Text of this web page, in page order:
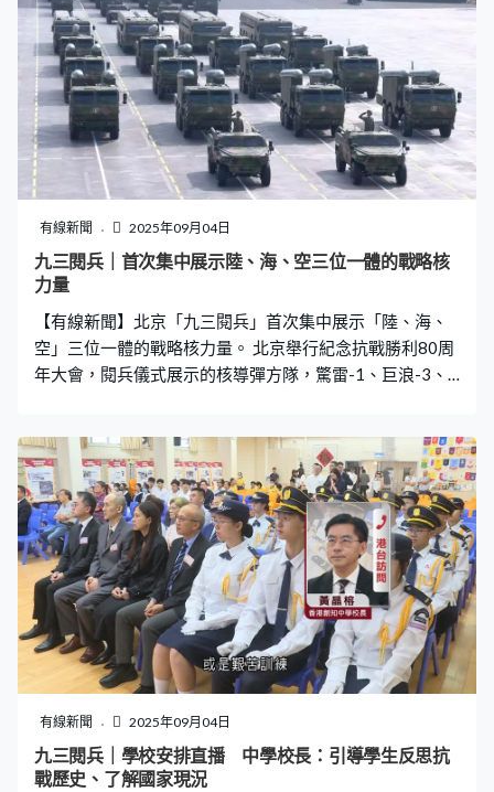
又說國家的和平安定和繁榮發展來之不易，要以史為鑑，
齊心維護國安家安全。
有線新聞 2025年09月04日
九三閱兵｜首次集中展示陸、海、空三位一體的戰略核
力量
【有線新聞】北京「九三閱兵」首次集中展示「陸、海、
空」三位一體的戰略核力量。 北京舉行紀念抗戰勝利80周
年大會，閱兵儀式展示的核導彈方隊，驚雷-1、巨浪-3、
的「戰略王牌」。核導彈第一方隊官兵馬少君：「方隊所
屬四型裝備，作為三位一體戰略核力量的重要組成部分，
列裝部隊後，讓官兵保家衛國的底氣更足，強軍興軍的信
心更強。」 驚雷-1是中國首款在空中發射的遠程導彈，有
外國傳媒引述專家分析，或對太平洋地區美軍基地構成威
脅。至於巨浪-3是最先進的潛射洲際導彈，有力實現超遠
距離打擊。首次亮相的東風-61陸基洲際導彈可配備多重彈
頭，相信射程達到1.2萬公里，足以覆蓋大部分主要目標城
市。 英國《衛報》報道，根據一間總部設於瑞典的獨立智
庫機構的報告，中國核武庫的擴張速度較其他國家快，估
計已擁有600枚核彈頭，到2035年數目增加至1,500。
有線新聞 2025年09月04日
九三閱兵｜學校安排直播 中學校長：引導學生反思抗
戰歷史、了解國家現況